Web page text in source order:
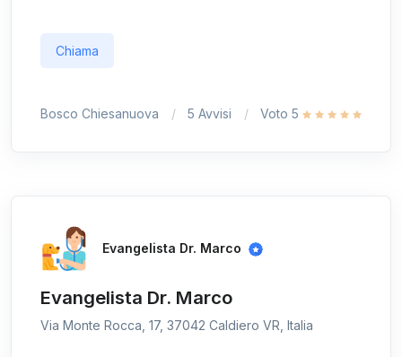
Chiama
Bosco Chiesanuova 5 Avvisi Voto 5
Evangelista Dr. Marco
Evangelista Dr. Marco
Via Monte Rocca, 17, 37042 Caldiero VR, Italia